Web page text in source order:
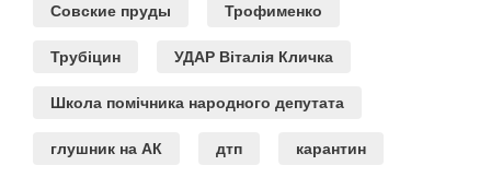
Совские пруды Трофименко
Трубіцин УДАР Віталія Кличка
Школа помічника народного депутата
глушник на АК дтп карантин